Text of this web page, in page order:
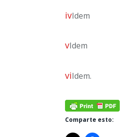
ivIdem
vIdem
viIdem.
Comparte esto: